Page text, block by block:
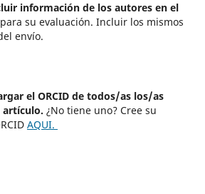
información de los autores en el
para su evaluación. Incluir los mismos
envío.
el ORCID de todos/as los/as
artículo. ¿No tiene uno? Cree su
AQUI.